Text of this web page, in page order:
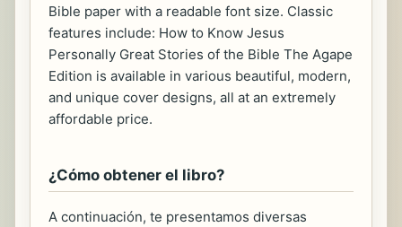
Bible paper with a readable font size. Classic
features include: How to Know Jesus
Personally Great Stories of the Bible The Agape
Edition is available in various beautiful, modern,
and unique cover designs, all at an extremely
affordable price.
¿Cómo obtener el libro?
A continuación, te presentamos diversas